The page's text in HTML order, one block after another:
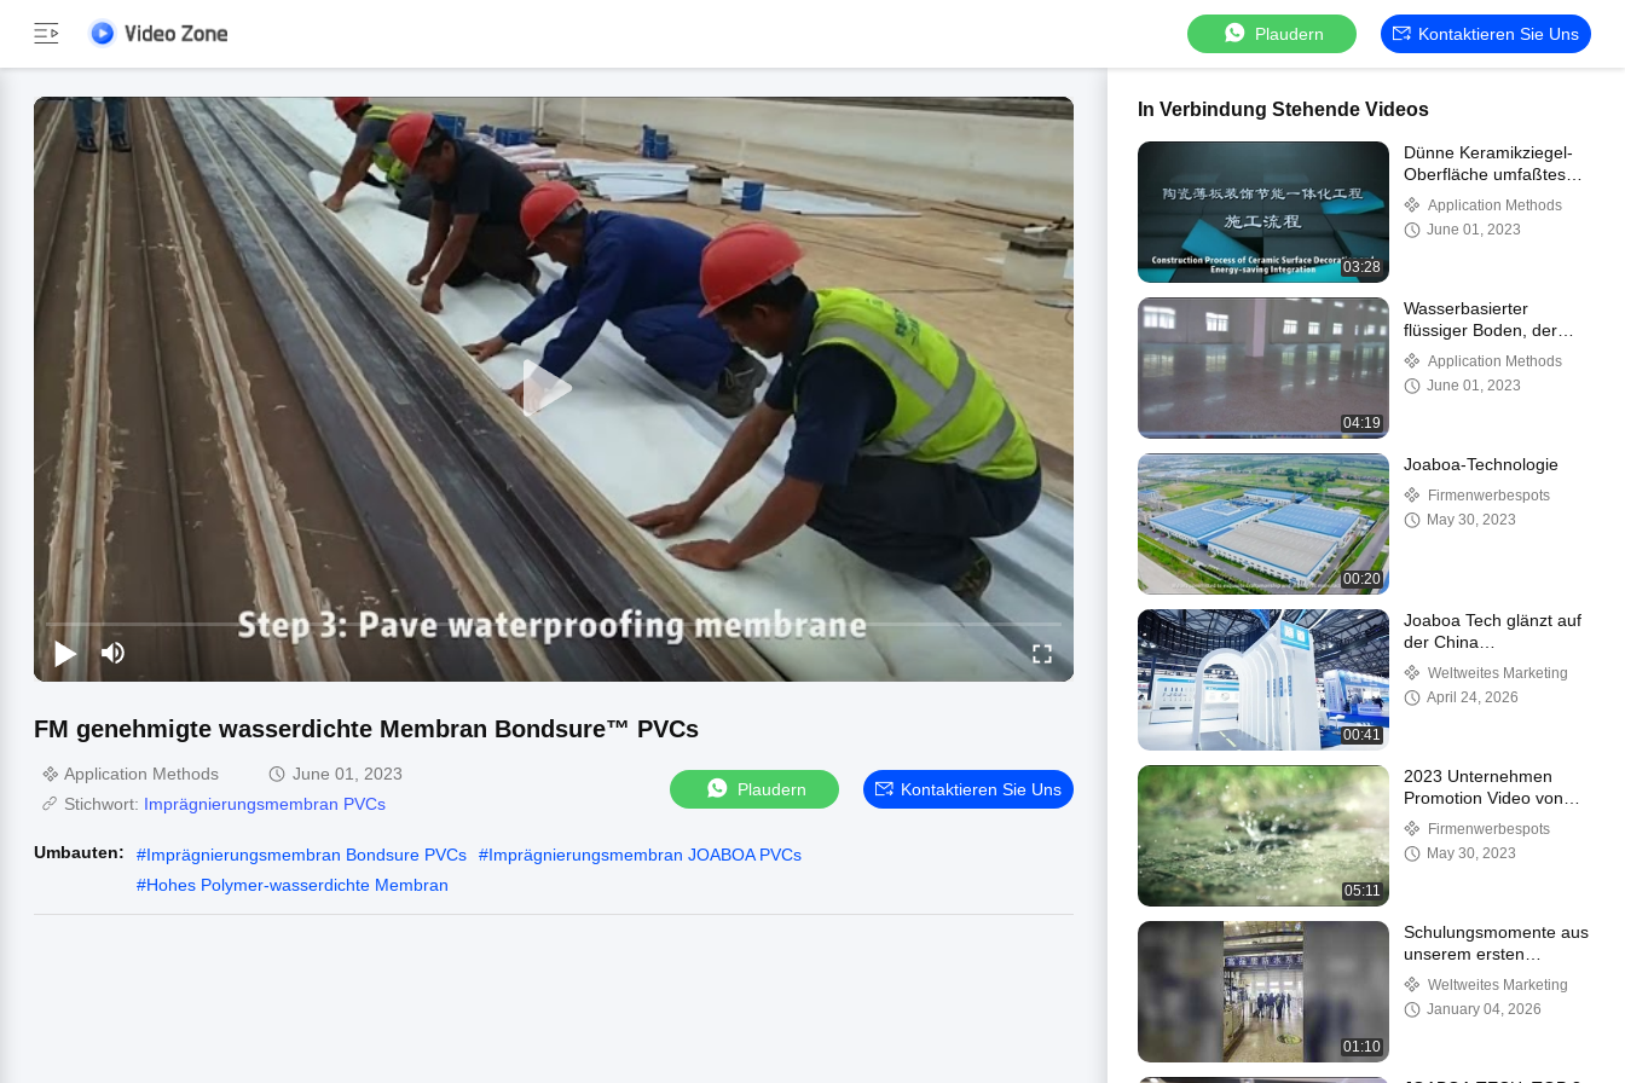
Plaudern Kontaktieren Sie Uns
FM genehmigte wasserdichte Membran Bondsure™ PVCs
Application Methods
June 01, 2023
Stichwort: Imprägnierungsmembran PVCs
Plaudern Kontaktieren Sie Uns
Umbauten: #Imprägnierungsmembran Bondsure PVCs #Imprägnierungsmembran JOABOA PVCs
#Hohes Polymer-wasserdichte Membran
In Verbindung Stehende Videos
03:28
Dünne Keramikziegel-
Oberfläche umfaßtes
dekoratives u.
energiesparendes
integriertes
Application Methods
June 01, 2023
04:19
Wasserbasierter
flüssiger Boden, der
System verhärtet
Application Methods
June 01, 2023
00:20
Joaboa-Technologie
Firmenwerbespots
May 30, 2023
00:41
Joaboa Tech glänzt auf
der China
Waterproofing Exhibition
2025!
Weltweites Marketing
April 24, 2026
05:11
2023 Unternehmen
Promotion Video von
Joaboa Tech
Firmenwerbespots
May 30, 2023
01:10
Schulungsmomente aus
unserem ersten
Overseas Authorized
Applicator Program!
Weltweites Marketing
January 04, 2026